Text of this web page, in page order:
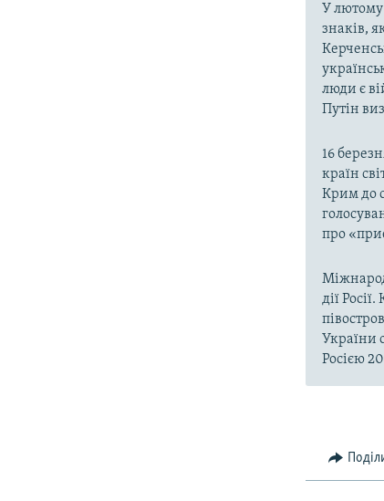
У лютому
знаків,
люди є
Путін
16
країн
Крим до
про
дії
України
Росією